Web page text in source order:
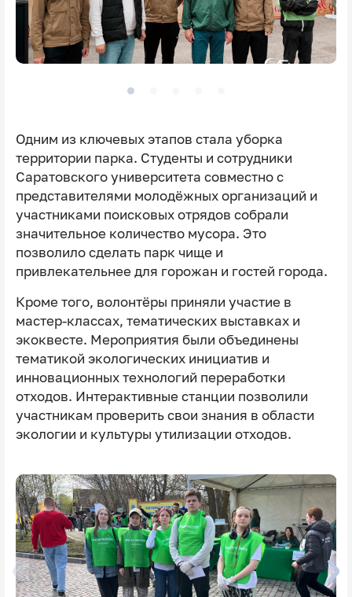
Одним из ключевых этапов стала уборка
территории парка. Студенты и сотрудники
Саратовского университета совместно с
представителями молодёжных организаций и
участниками поисковых отрядов собрали
значительное количество мусора. Это
позволило сделать парк чище и
привлекательнее для горожан и гостей города.
Кроме того, волонтёры приняли участие в
мастер-классах, тематических выставках и
экоквесте. Мероприятия были объединены
тематикой экологических инициатив и
инновационных технологий переработки
отходов. Интерактивные станции позволили
участникам проверить свои знания в области
экологии и культуры утилизации отходов.